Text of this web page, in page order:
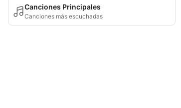
Canciones Principales
Canciones más escuchadas